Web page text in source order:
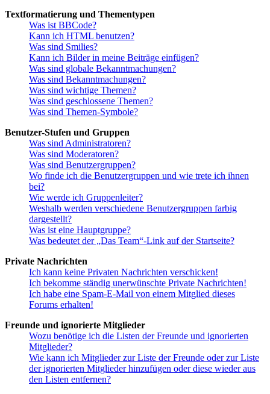
Textformatierung und Thementypen
Was ist BBCode?
Kann ich HTML benutzen?
Was sind Smilies?
Kann ich Bilder in meine Beiträge einfügen?
Was sind globale Bekanntmachungen?
Was sind Bekanntmachungen?
Was sind wichtige Themen?
Was sind geschlossene Themen?
Was sind Themen-Symbole?
Benutzer-Stufen und Gruppen
Was sind Administratoren?
Was sind Moderatoren?
Was sind Benutzergruppen?
Wo finde ich die Benutzergruppen und wie trete ich ihnen
bei?
Wie werde ich Gruppenleiter?
Weshalb werden verschiedene Benutzergruppen farbig
dargestellt?
Was ist eine Hauptgruppe?
Was bedeutet der „Das Team“-Link auf der Startseite?
Private Nachrichten
Ich kann keine Privaten Nachrichten verschicken!
Ich bekomme ständig unerwünschte Private Nachrichten!
Ich habe eine Spam-E-Mail von einem Mitglied dieses
Forums erhalten!
Freunde und ignorierte Mitglieder
Wozu benötige ich die Listen der Freunde und ignorierten
Mitglieder?
Wie kann ich Mitglieder zur Liste der Freunde oder zur Liste
der ignorierten Mitglieder hinzufügen oder diese wieder aus
den Listen entfernen?